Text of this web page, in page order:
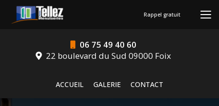
contenu
06 75 49 40 60
22 boulevard du Sud 09000 Foix
ACCUEIL
GALERIE CONTACT
Rappel gratuit